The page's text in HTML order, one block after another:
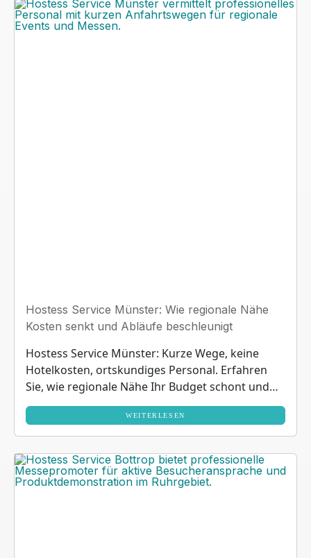
Hostess Service Münster: Wie regionale Nähe
Kosten senkt und Abläufe beschleunigt
Hostess Service Münster: Kurze Wege, keine
Hotelkosten, ortskundiges Personal. Erfahren
Sie, wie regionale Nähe Ihr Budget schont und
Abläufe optimiert.
WEITERLESEN